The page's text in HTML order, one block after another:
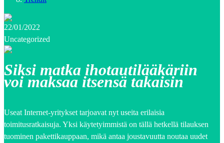
22/01/2022
Uncategorized
Siksi matka ihotautilääkäriin
voi maksaa itsensä takaisin
Useat Internet-yritykset tarjoavat nyt useita erilaisia
toimitusratkaisuja. Yksi käytetyimmistä on tällä hetkellä tilauksen
tuominen pakettikauppaan, mikä antaa joustavuutta noutaa uudet